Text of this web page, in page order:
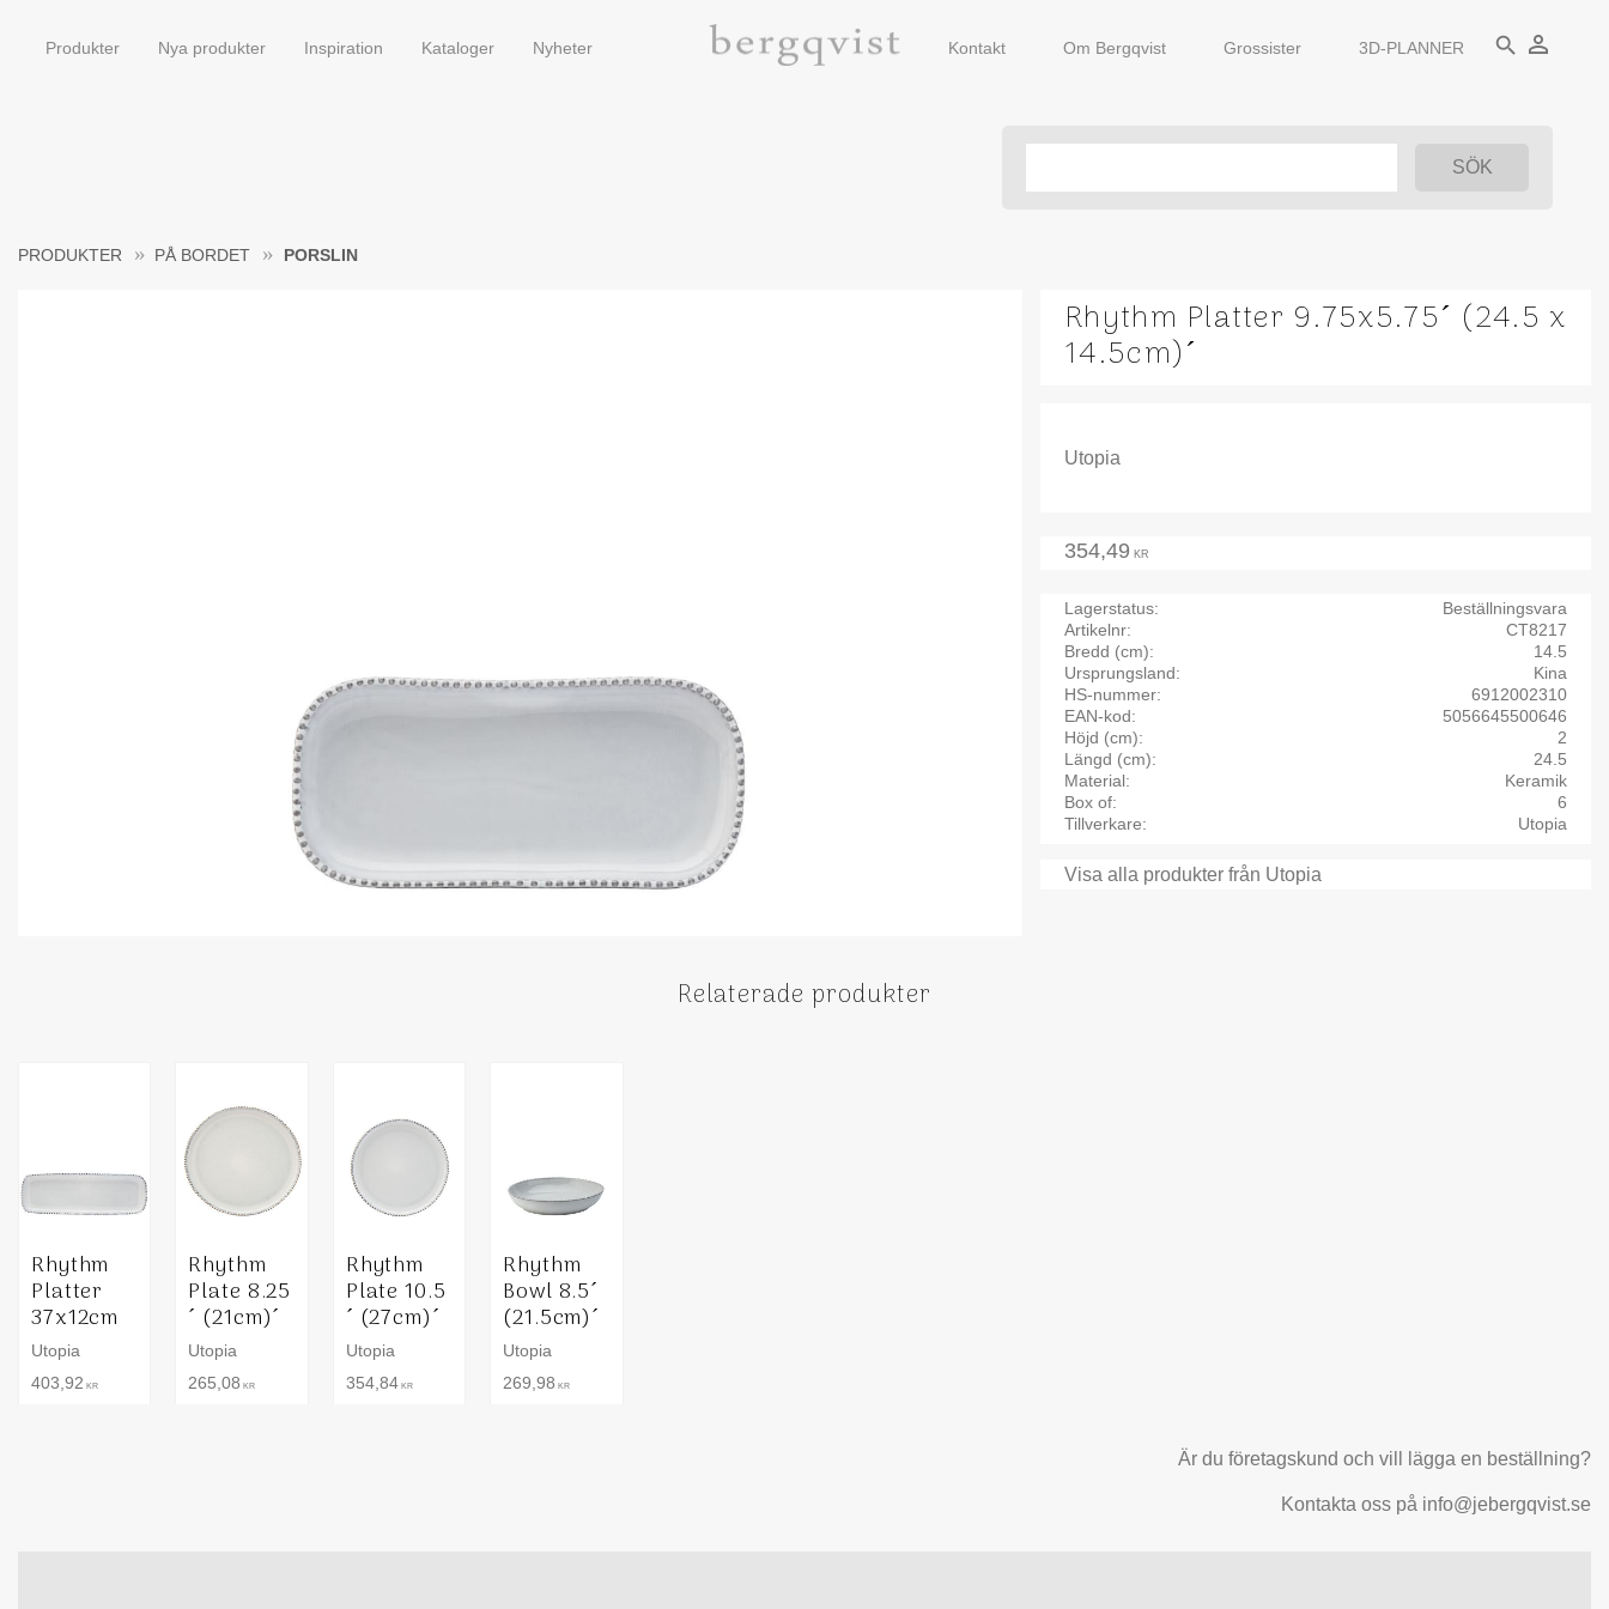
Produkter Nya produkter Inspiration Kataloger Nyheter Kontakt Om Bergqvist Grossister 3D-PLANNER search person_outline
PRODUKTER PÅ BORDET PORSLIN
Rhythm Platter 9.75x5.75´ (24.5 x
14.5cm)´
Utopia
354,49 KR
Lagerstatus
Beställningsvara
Artikelnr
CT8217
Bredd (cm)
14.5
Ursprungsland
Kina
HS-nummer
6912002310
EAN-kod
5056645500646
Höjd (cm)
2
Längd (cm)
24.5
Material
Keramik
Box of
6
Tillverkare
Utopia
Visa alla produkter från Utopia
Relaterade produkter
Rhythm
Platter
37x12cm
Utopia
403,92 KR
Rhythm
Plate 8.25
´ (21cm)´
Utopia
265,08 KR
Rhythm
Plate 10.5
´ (27cm)´
Utopia
354,84KR
Rhythm
Bowl 8.5´
(21.5cm)´
Utopia
269,98 KR
Är du företagskund och vill lägga en beställning?
Kontakta oss på info@jebergqvist.se